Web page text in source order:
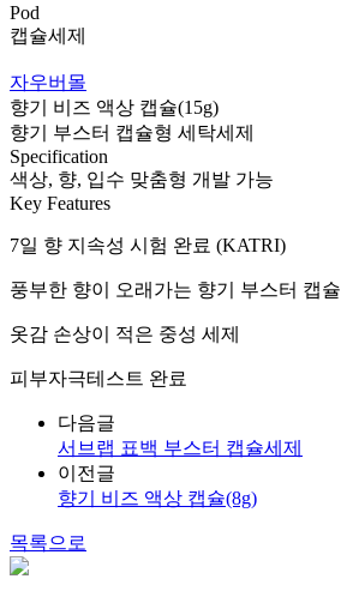
Pod
캡슐세제
자우버몰
향기 비즈 액상 캡슐(15g)
향기 부스터 캡슐형 세탁세제
Specification
색상, 향, 입수 맞춤형 개발 가능
Key Features
7일 향 지속성 시험 완료 (KATRI)
풍부한 향이 오래가는 향기 부스터 캡슐
옷감 손상이 적은 중성 세제
피부자극테스트 완료
다음글
서브랩 표백 부스터 캡슐세제
이전글
향기 비즈 액상 캡슐(8g)
목록으로